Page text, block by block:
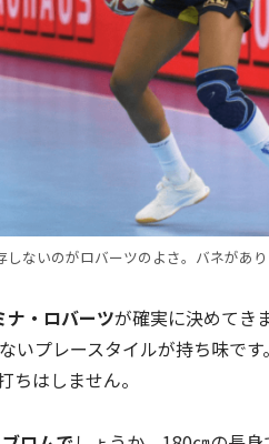
しないのがロバーツのよさ。バネがあ
ナ・ロバーツが確実に決めてき
いプレースタイルが持ち味で
はしません。